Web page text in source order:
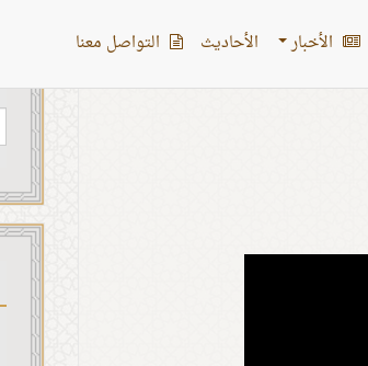
الأخبار الأحادیث التواصل معنا